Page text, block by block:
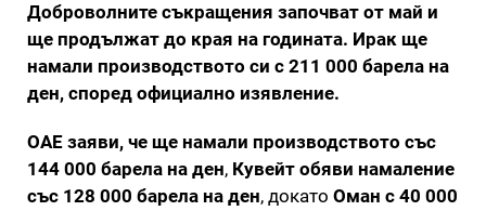
Доброволните съкращения започват от май и
ще продължат до края на годината. Ирак ще
намали производството си с 211 000 барела на
ден, според официално изявление.
ОАЕ заяви, че ще намали производството със
144 000 барела на ден, Кувейт обяви намаление
със 128 000 барела на ден, докато Оман с 40 000